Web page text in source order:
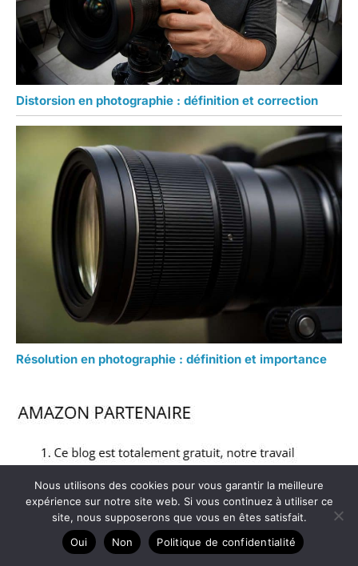
Distorsion en photographie : définition et correction
Résolution en photographie : définition et importance
Nous utilisons des cookies pour vous garantir la meilleure
expérience sur notre site web. Si vous continuez à utiliser ce
site, nous supposerons que vous en êtes satisfait.
Oui
Non Politique de confidentialité